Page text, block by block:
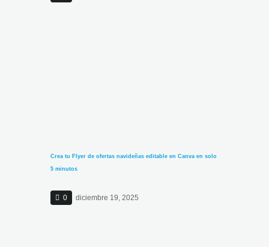
Crea tu Flyer de ofertas navideñas editable en Canva en solo
5 minutos
0 diciembre 19, 2025